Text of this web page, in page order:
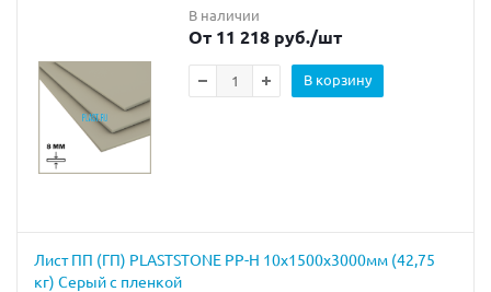
В наличии
От 11 218 руб./шт
В корзину
Лист ПП (ГП) PLASTSTONE PP-H 10х1500х3000мм (42,75
кг) Серый с пленкой